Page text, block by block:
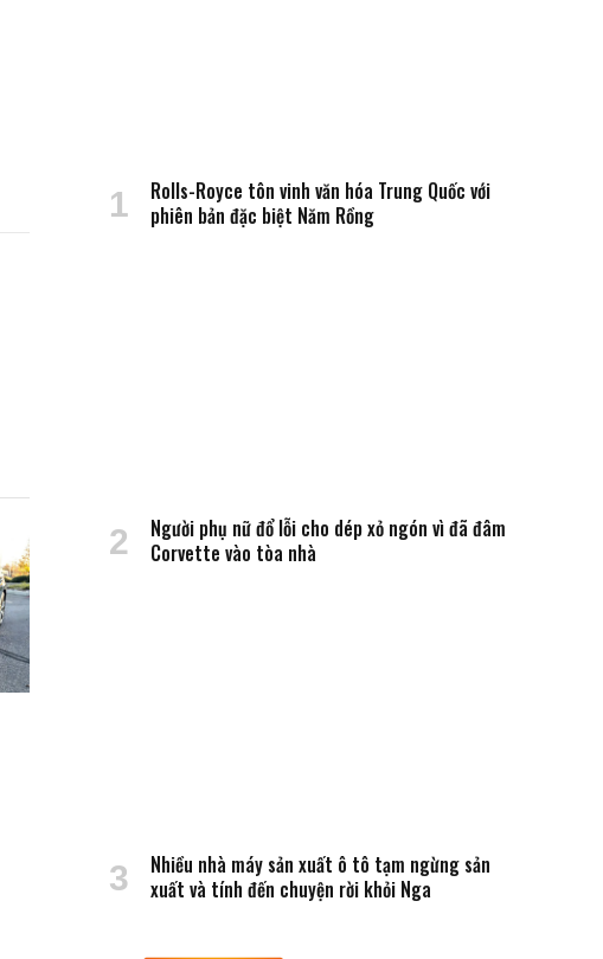
Rolls-Royce tôn vinh văn hóa Trung Quốc với
phiên bản đặc biệt Năm Rồng
Người phụ nữ đổ lỗi cho dép xỏ ngón vì đã đâm
Corvette vào tòa nhà
Nhiều nhà máy sản xuất ô tô tạm ngừng sản
xuất và tính đến chuyện rời khỏi Nga